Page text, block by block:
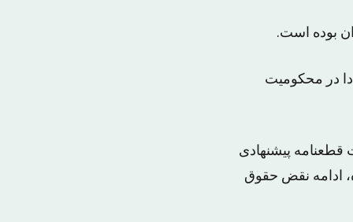
بوده است.
در محکومیت
قطعنامه پیشنهادی
ادامه نقض حقوق